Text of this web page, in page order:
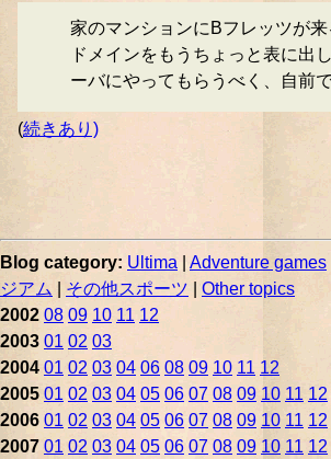
家のマンションにBフレッツが
ドメインをもうちょっと表に出
ーバにやってもらうべく、自前
(続きあり)
Blog category: Ultima Adventure games
ジアム
その他スポーツ
Other topics
2002 08 09 10 11 12
2003 01 02 03
2004 01 02 03 04 06 08 09 10 11 12
2005 01 02 03 04 05 06 07 08 09 10 11 12
2006 01 02 03 04 05 06 07 08 09 10 11 12
2007 01 02 03 04 05 06 07 08 09 10 11 12